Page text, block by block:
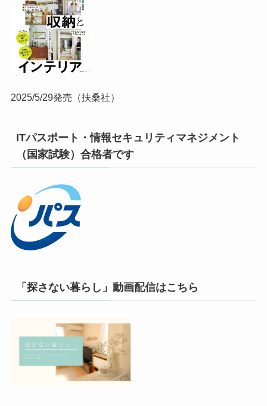
2025/5/29発売（扶桑社）
ITパスポート・情報セキュリティマネジメント
（国家試験）合格者です
「探さない暮らし」動画配信はこちら